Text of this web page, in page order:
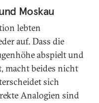
Moskau
lebten
auf. Dass die
abspielt und
macht beides nicht
sich
Analogien sind